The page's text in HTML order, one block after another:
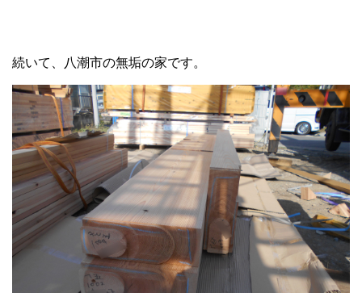
続いて、八潮市の無垢の家です。